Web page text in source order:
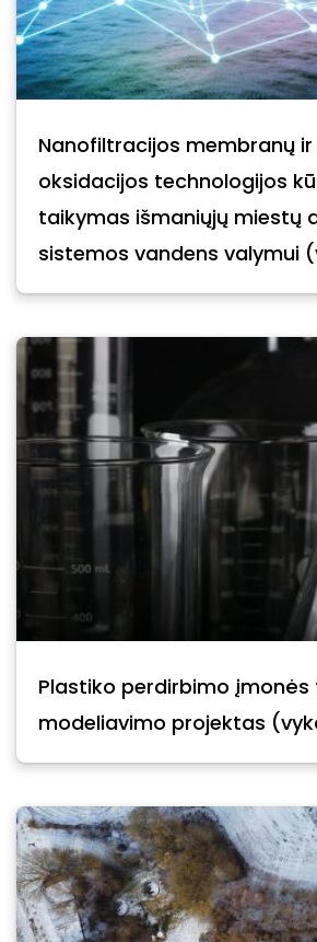
Nanofiltracijos membranų
oksidacijos technologijos
taikymas išmaniųjų miestų
sistemos vandens valymui
Plastiko perdirbimo
modeliavimo projektas